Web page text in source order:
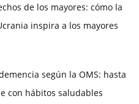
de los mayores: cómo la
inspira a los mayores
según la OMS: hasta
con hábitos saludables